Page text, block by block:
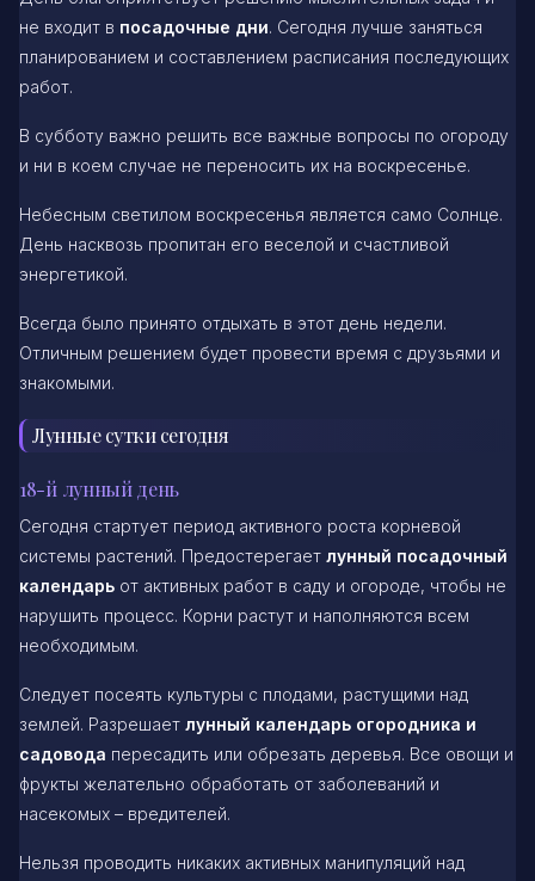
не входит в посадочные дни. Сегодня лучше заняться
планированием и составлением расписания последующих
работ.
В субботу важно решить все важные вопросы по огороду
и ни в коем случае не переносить их на воскресенье.
Небесным светилом воскресенья является само Солнце.
День насквозь пропитан его веселой и счастливой
энергетикой.
Всегда было принято отдыхать в этот день недели.
Отличным решением будет провести время с друзьями и
знакомыми.
Лунные сутки сегодня
18-й лунный день
Сегодня стартует период активного роста корневой
системы растений. Предостерегает лунный посадочный
календарь от активных работ в саду и огороде, чтобы не
нарушить процесс. Корни растут и наполняются всем
необходимым.
Следует посеять культуры с плодами, растущими над
землей. Разрешает лунный календарь огородника и
садовода пересадить или обрезать деревья. Все овощи и
фрукты желательно обработать от заболеваний и
насекомых – вредителей.
Нельзя проводить никаких активных манипуляций над